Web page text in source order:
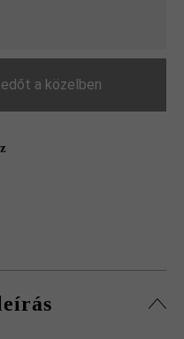
a közelben